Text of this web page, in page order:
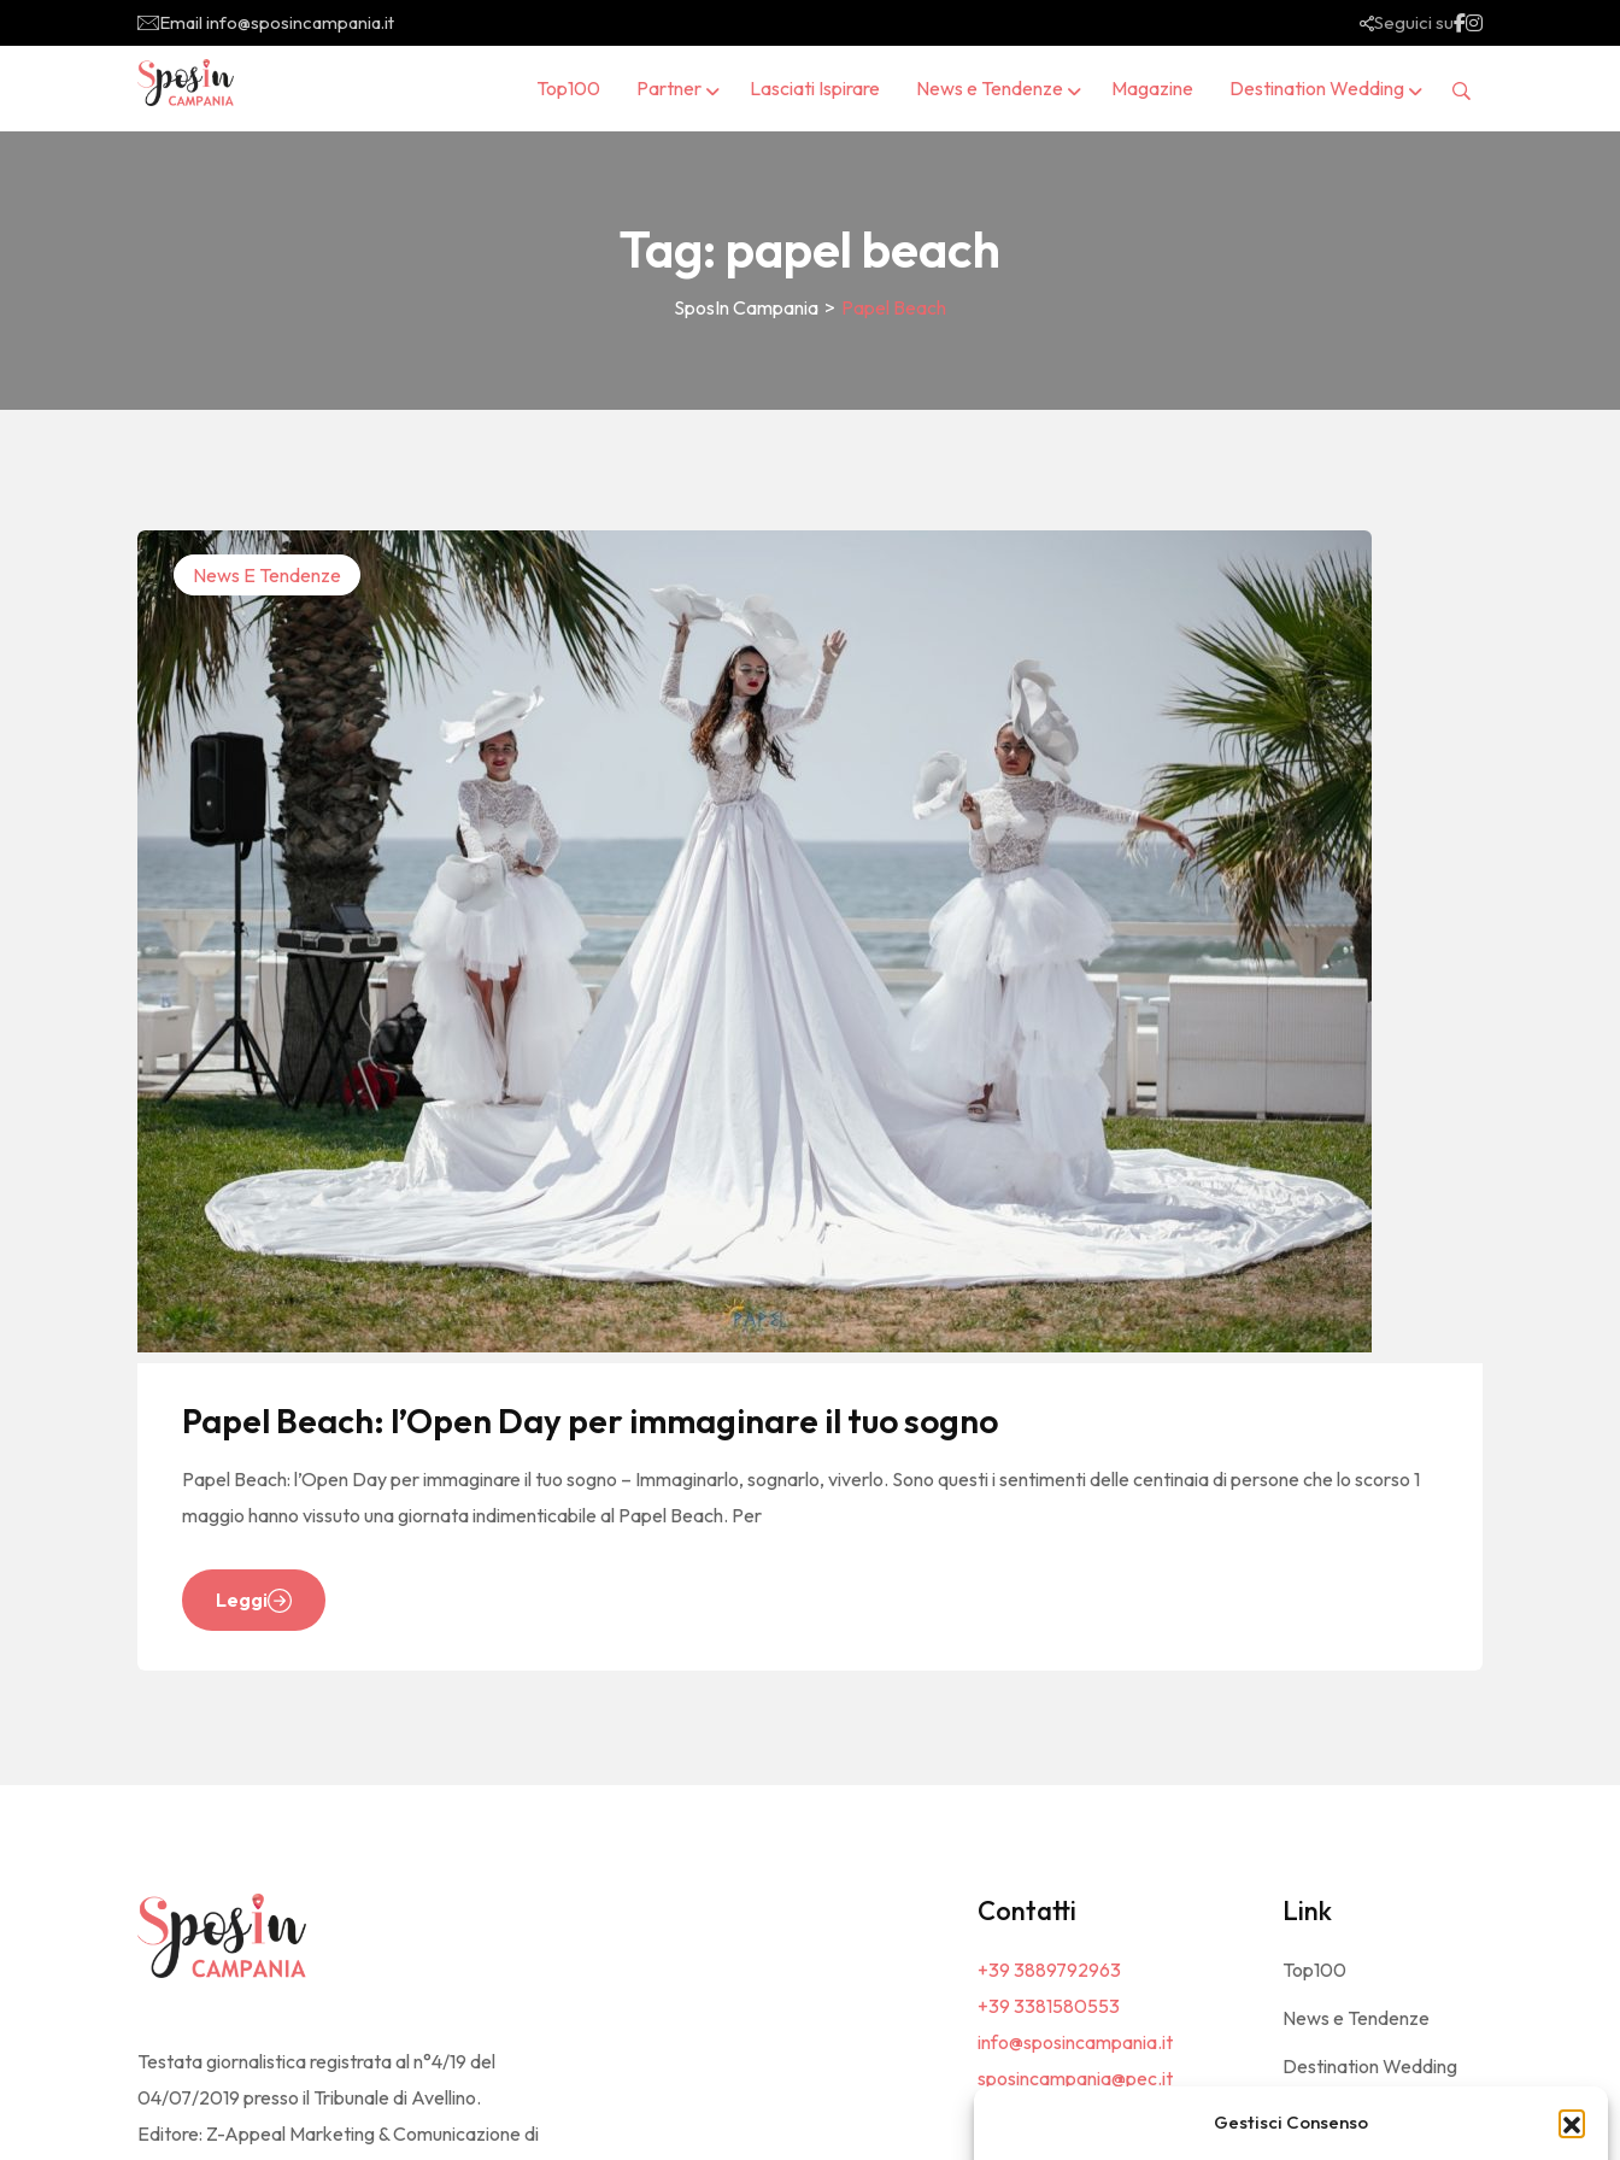
Gestisci Consenso
Email info@sposincampania.it Seguici su
Top100 Partner Lasciati Ispirare News e Tendenze Magazine Destination Wedding
Tag: papel beach
SposIn Campania > Papel Beach
News E Tendenze
Papel Beach: l’Open Day per immaginare il tuo sogno
Papel Beach: l’Open Day per immaginare il tuo sogno – Immaginarlo, sognarlo, viverlo. Sono questi i sentimenti delle centinaia di persone che lo scorso 1
maggio hanno vissuto una giornata indimenticabile al Papel Beach. Per
Leggi
Testata giornalistica registrata al n°4/19 del
04/07/2019 presso il Tribunale di Avellino.
Editore: Z-Appeal Marketing & Comunicazione di
Contatti
+39 3889792963
+39 3381580553
info@sposincampania.it
sposincampania@pec.it
Link
Top100
News e Tendenze
Destination Wedding
Magazine